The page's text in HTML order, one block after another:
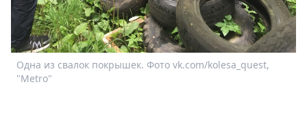
Одна из свалок покрышек. Фото vk.com/kolesa_quest,
"Metro"